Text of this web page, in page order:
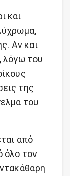
και
Αν και
λόγω του
της
του
από
όλο τον